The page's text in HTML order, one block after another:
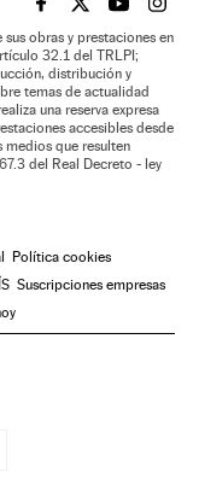
EL PAÍS BRASIL EN
EL PAÍSEL PAÍS
EL
obras y prestaciones en
32.1 del TRLPI;
distribución y
temas de actualidad
una reserva expresa
accesibles desde
que resulten
del Real Decreto - ley
Política cookies
Suscripciones empresas